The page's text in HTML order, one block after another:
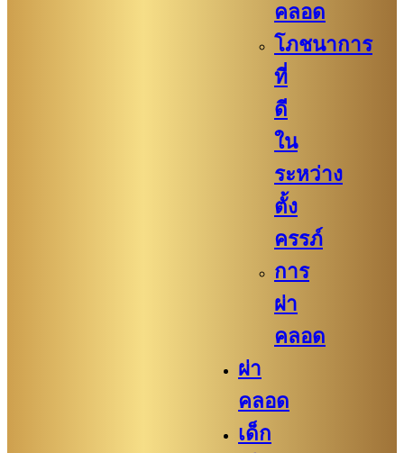
คลอด
โภชนาการ
ที่
ดี
ใน
ระหว่าง
ตั้ง
ครรภ์
การ
ผ่า
คลอด
ผ่า
คลอด
เด็ก